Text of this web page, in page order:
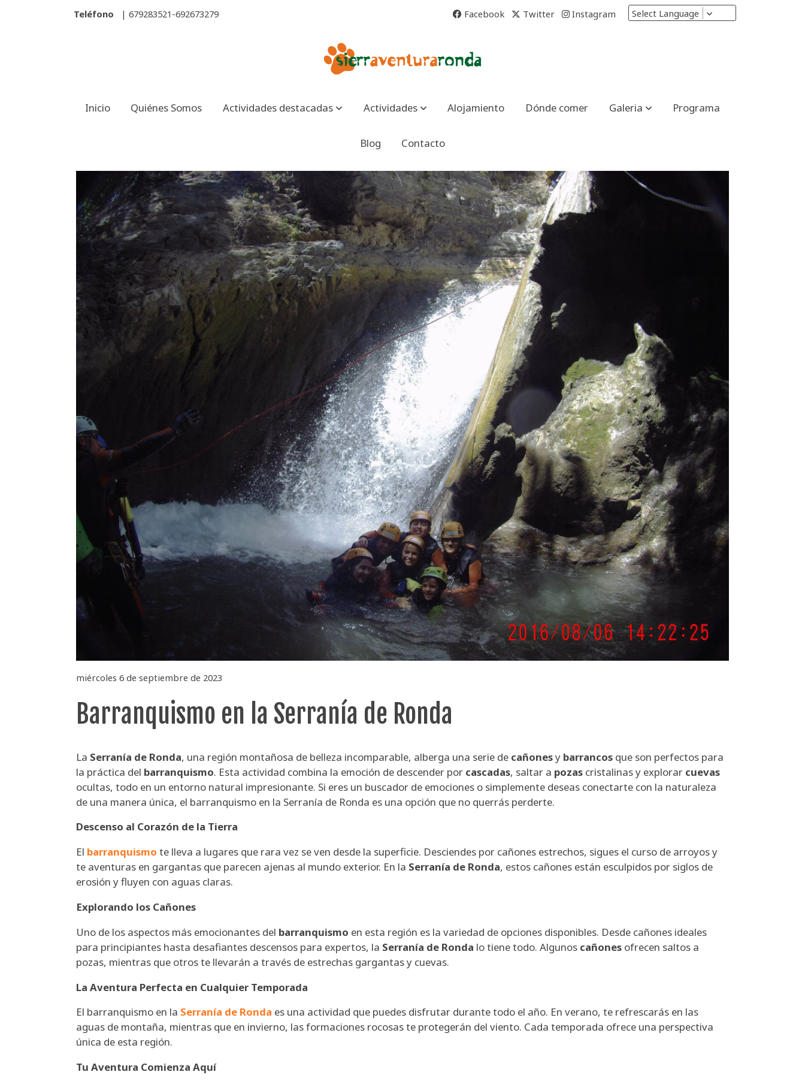
Teléfono | 679283521-692673279 Facebook Twitter Instagram Select Language
Inicio Quiénes Somos Actividades destacadas Actividades Alojamiento Dónde comer Galeria Programa
Blog Contacto
miércoles 6 de septiembre de 2023
Barranquismo en la Serranía de Ronda
La Serranía de Ronda, una región montañosa de belleza incomparable, alberga una serie de cañonesy barrancos que son perfectos para
la práctica del barranquismo. Esta actividad combina la emoción de descender por cascadas, saltar a pozas cristalinas y explorar cuevas
ocultas, todo en un entorno natural impresionante. Si eres un buscador de emociones o simplemente deseas conectarte con la naturaleza
de una manera única, el barranquismo en la Serranía de Ronda es una opción que no querrás perderte.
Descenso al Corazón de la Tierra
El barranquismote lleva a lugares que rara vez se ven desde la superficie. Desciendes por cañones estrechos, sigues el curso de arroyos y
te aventuras en gargantas que parecen ajenas al mundo exterior. En la Serranía de Ronda, estos cañones están esculpidos por siglos de
erosión y fluyen con aguas claras.
Explorando los Cañones
Uno de los aspectos más emocionantes del barranquismo en esta región es la variedad de opciones disponibles. Desde cañones ideales
para principiantes hasta desafiantes descensos para expertos, la Serranía de Ronda lo tiene todo. Algunos cañones ofrecen saltos a
pozas, mientras que otros te llevarán a través de estrechas gargantas y cuevas.
La Aventura Perfecta en Cualquier Temporada
El barranquismo en la Serranía de Ronda es una actividad que puedes disfrutar durante todo el año. En verano, te refrescarás en las
aguas de montaña, mientras que en invierno, las formaciones rocosas te protegerán del viento. Cada temporada ofrece una perspectiva
única de esta región.
Tu Aventura Comienza Aquí